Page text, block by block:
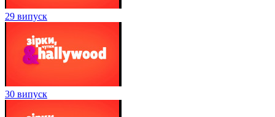
29 випуск
30 випуск